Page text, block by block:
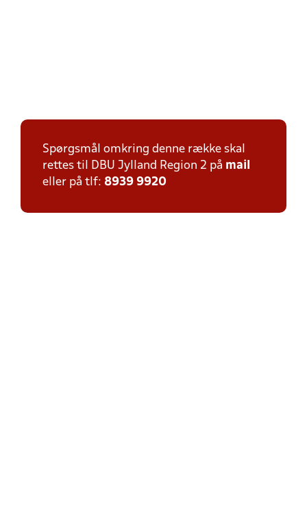
Spørgsmål omkring denne række skal
rettes til DBU Jylland Region 2 på mail
eller på tlf: 8939 9920